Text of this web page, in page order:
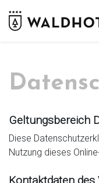
Geltungsbereich
Diese
Nutzung dieses